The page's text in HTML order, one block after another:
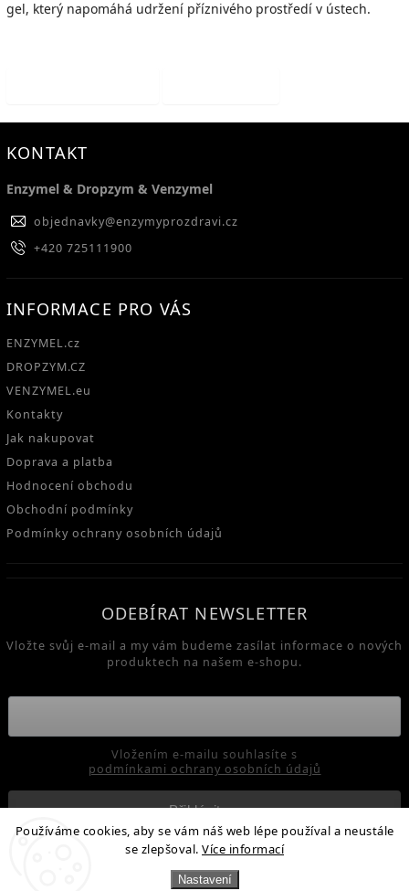
Používáme cookies, aby se vám náš web lépe používal a neustále
se zlepšoval. Více informací
Nastavení
gel, který napomáhá udržení příznivého prostředí v ústech.
KONTAKT
Enzymel & Dropzym & Venzymel
objednavky@enzymyprozdravi.cz
+420 725111900
INFORMACE PRO VÁS
ENZYMEL.cz
DROPZYM.CZ
VENZYMEL.eu
Kontakty
Jak nakupovat
Doprava a platba
Hodnocení obchodu
Obchodní podmínky
Podmínky ochrany osobních údajů
ODEBÍRAT NEWSLETTER
Vložte svůj e-mail a my vám budeme zasílat informace o nových
produktech na našem e-shopu.
podmínkami ochrany osobních údajů
Přihlásit se
Enzymy pro zdraví - Enzymel / Venzymel